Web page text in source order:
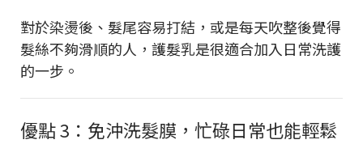
對於染燙後、髮尾容易打結，或是每天吹整後覺得
髮絲不夠滑順的人，護髮乳是很適合加入日常洗護
的一步。
優點 3：免沖洗髮膜，忙碌日常也能輕鬆